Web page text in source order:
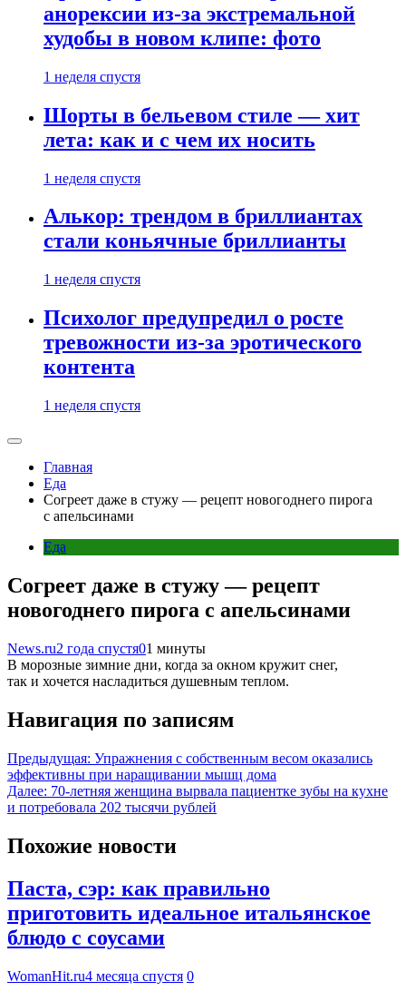
анорексии из-за экстремальной
худобы в новом клипе: фото
1 неделя спустя
Шорты в бельевом стиле — хит
лета: как и с чем их носить
1 неделя спустя
Алькор: трендом в бриллиантах
стали коньячные бриллианты
1 неделя спустя
Психолог предупредил о росте
тревожности из-за эротического
контента
1 неделя спустя
Главная
Еда
Согреет даже в стужу — рецепт новогоднего пирога
с апельсинами
Еда
Согреет даже в стужу — рецепт
новогоднего пирога с апельсинами
News.ru2 года спустя01 минуты
В морозные зимние дни, когда за окном кружит снег,
так и хочется насладиться душевным теплом.
Навигация по записям
Предыдущая: Упражнения с собственным весом оказались
эффективны при наращивании мышц дома
Далее: 70-летняя женщина вырвала пациентке зубы на кухне
и потребовала 202 тысячи рублей
Похожие новости
Паста, сэр: как правильно
приготовить идеальное итальянское
блюдо с соусами
WomanHit.ru4 месяца спустя 0